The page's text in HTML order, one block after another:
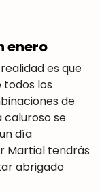
enero
es que
los
de
caluroso se
día
Martial tendrás
abrigado